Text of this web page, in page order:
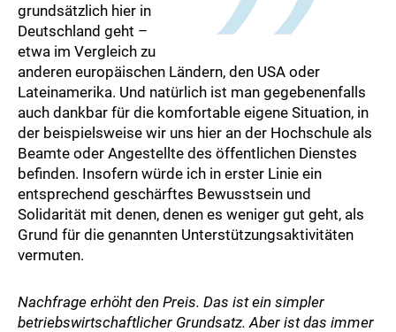
grundsätzlich hier in
Deutschland geht –
etwa im Vergleich zu
anderen europäischen Ländern, den USA oder
Lateinamerika. Und natürlich ist man gegebenenfalls
auch dankbar für die komfortable eigene Situation, in
der beispielsweise wir uns hier an der Hochschule als
Beamte oder Angestellte des öffentlichen Dienstes
befinden. Insofern würde ich in erster Linie ein
entsprechend geschärftes Bewusstsein und
Solidarität mit denen, denen es weniger gut geht, als
Grund für die genannten Unterstützungsaktivitäten
vermuten.
Nachfrage erhöht den Preis. Das ist ein simpler
betriebswirtschaftlicher Grundsatz. Aber ist das immer